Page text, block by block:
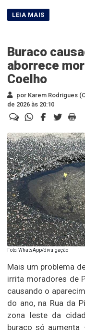
Buraco
aborrece
Coelho
por Karem Rodrigues
de 2026 às 20:10
Foto: WhatsApp/divulgação
Mais um problema
irrita moradores de
causando o
do ano, na Rua da
zona leste da
buraco só